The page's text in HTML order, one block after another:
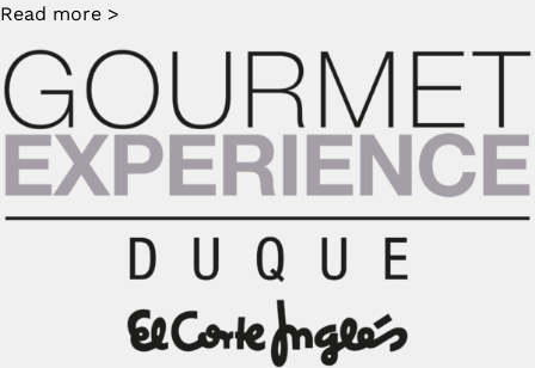
Read more >